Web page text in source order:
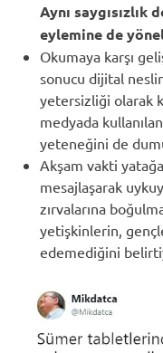
Aynı
eylemine de
Okumaya karşı
sonucu dijital
yetersizliği olarak
medyada
yeteneğini de
Akşam vakti
mesajlaşarak
zırvalarına
yetişkinlerin,
edemediğini